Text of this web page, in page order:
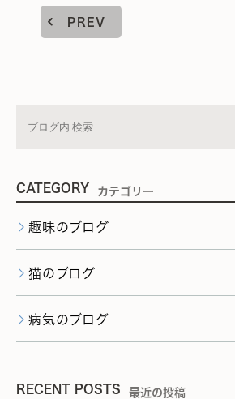
PREV
CATEGORY カテゴリー
趣味のブログ
猫のブログ
病気のブログ
RECENT POSTS 最近の投稿